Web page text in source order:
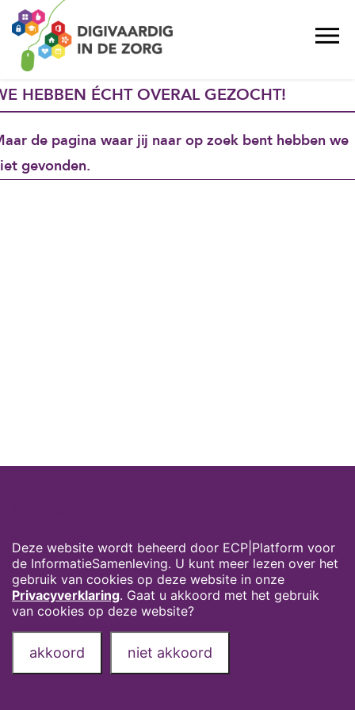
HEBBEN ÉCHT OVERAL GEZOCHT!
de pagina waar jij naar op zoek bent hebben we
gevonden.
Deze website wordt beheerd door ECP|Platform voor
de InformatieSamenleving. U kunt meer lezen over het
gebruik van cookies op deze website in onze
Privacyverklaring. Gaat u akkoord met het gebruik
van cookies op deze website?
akkoord niet akkoord